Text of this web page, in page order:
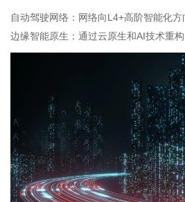
自动驾驶网络：网络向L4+高阶智能化
边缘智能原生：通过云原生和AI技术重